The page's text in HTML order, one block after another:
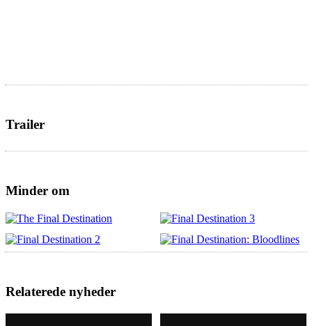
Trailer
Minder om
Relaterede nyheder